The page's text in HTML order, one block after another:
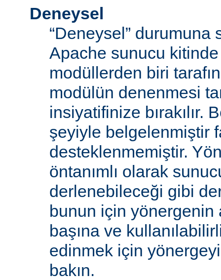
Deneysel
“Deneysel” durumuna
Apache sunucu
modüllerden biri
modülün denenmesi
insiyatifinize bırakılır.
şeyiyle belgelenmiştir
desteklenmemiştir.
öntanımlı olarak
derlenebileceği gibi
bunun için yönergenin
başına ve
edinmek için
bakın.